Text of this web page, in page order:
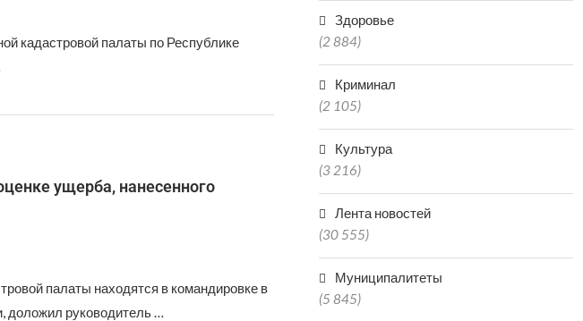
кадастровой палаты по Республике
ущерба, нанесенного
палаты находятся в командировке в
доложил руководитель …
Здоровье
(2 884)
Криминал
(2 105)
Культура
(3 216)
Лента новостей
(30 555)
Муниципалитеты
(5 845)